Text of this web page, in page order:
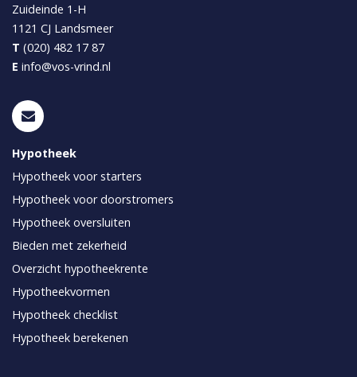
Zuideinde 1-H
1121 CJ Landsmeer
T (020) 482 17 87
E info@vos-vrind.nl
Hypotheek
Hypotheek voor starters
Hypotheek voor doorstromers
Hypotheek oversluiten
Bieden met zekerheid
Overzicht hypotheekrente
Hypotheekvormen
Hypotheek checklist
Hypotheek berekenen